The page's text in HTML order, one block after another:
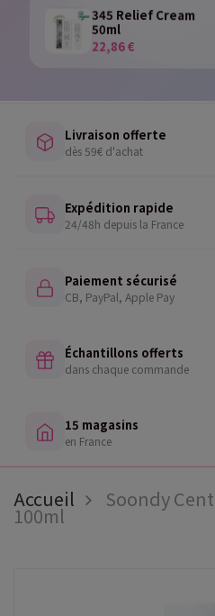
345 Relief Cream
50ml
22,86 €
Livraison offerte
dès 59€ d'achat
Expédition rapide
24/48h depuis la France
Paiement sécurisé
CB, PayPal, Apple Pay
Échantillons offerts
dans chaque commande
15 magasins
en France
Accueil Soondy
100ml